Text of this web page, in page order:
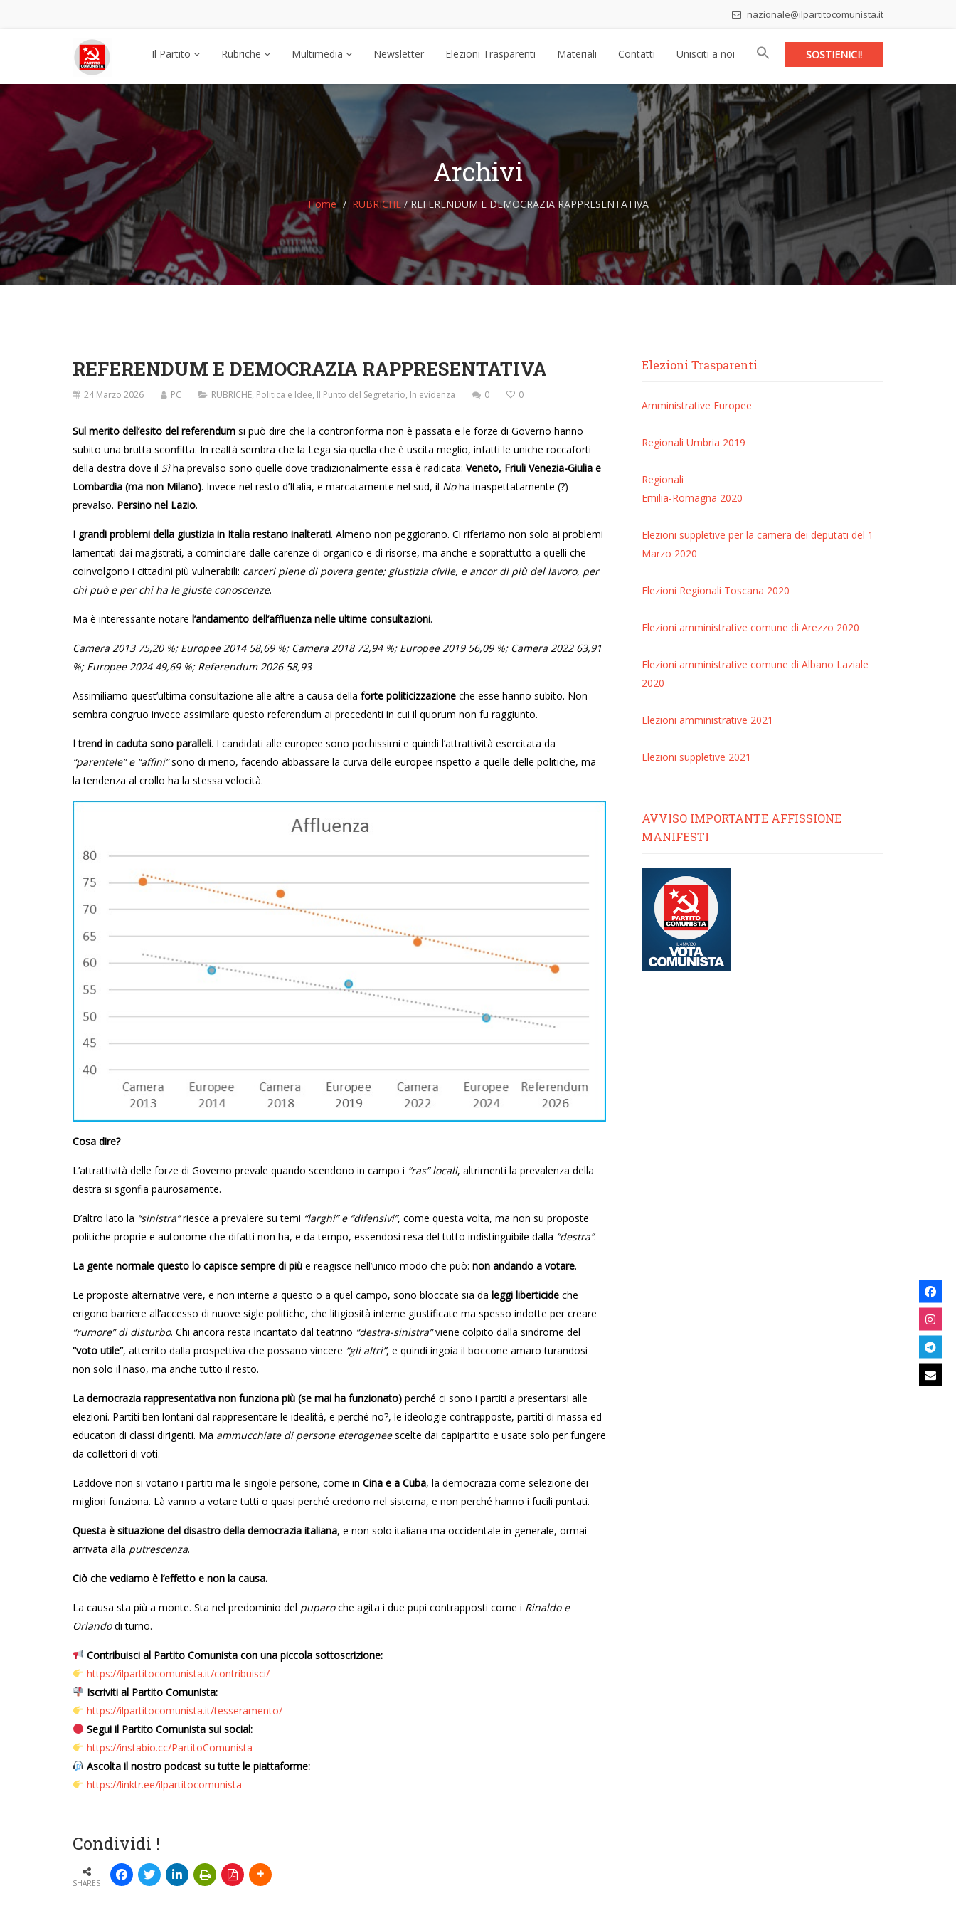
nazionale@ilpartitocomunista.it
SOSTIENICI!
Il Partito Rubriche Multimedia Newsletter Elezioni Trasparenti Materiali Contatti Unisciti a noi
Archivi
Home RUBRICHE /REFERENDUM E DEMOCRAZIA RAPPRESENTATIVA
REFERENDUM E DEMOCRAZIA RAPPRESENTATIVA
24 Marzo 2026 PC RUBRICHE, Politica e Idee, Il Punto del Segretario, In evidenza 0 0
Sul merito dell’esito del referendum si può dire che la controriforma non è passata e le forze di Governo hanno
subito una brutta sconfitta. In realtà sembra che la Lega sia quella che è uscita meglio, infatti le uniche roccaforti
della destra dove il Sìha prevalso sono quelle dove tradizionalmente essa è radicata: Veneto, Friuli Venezia-Giulia e
Lombardia (ma non Milano). Invece nel resto d’Italia, e marcatamente nel sud, il Noha inaspettatamente (?)
prevalso. Persino nel Lazio.
I grandi problemi della giustizia in Italia restano inalterati. Almeno non peggiorano. Ci riferiamo non solo ai problemi
lamentati dai magistrati, a cominciare dalle carenze di organico e di risorse, ma anche e soprattutto a quelli che
coinvolgono i cittadini più vulnerabili: carceri piene di povera gente; giustizia civile, e ancor di più del lavoro, per
chi può e per chi ha le giuste conoscenze.
Ma è interessante notare l’andamento dell’affluenza nelle ultime consultazioni.
Camera 2013 75,20 %; Europee 2014 58,69 %; Camera 2018 72,94 %; Europee 2019 56,09 %; Camera 2022 63,91
%; Europee 2024 49,69 %; Referendum 2026 58,93
Assimiliamo quest’ultima consultazione alle altre a causa della forte politicizzazione che esse hanno subito. Non
sembra congruo invece assimilare questo referendum ai precedenti in cui il quorum non fu raggiunto.
I trend in caduta sono paralleli. I candidati alle europee sono pochissimi e quindi l’attrattività esercitata da
“parentele” e “affini”sono di meno, facendo abbassare la curva delle europee rispetto a quelle delle politiche, ma
la tendenza al crollo ha la stessa velocità.
Cosa dire?
L’attrattività delle forze di Governo prevale quando scendono in campo i “ras” locali, altrimenti la prevalenza della
destra si sgonfia paurosamente.
D’altro lato la “sinistra”riesce a prevalere su temi “larghi” e “difensivi”, come questa volta, ma non su proposte
politiche proprie e autonome che difatti non ha, e da tempo, essendosi resa del tutto indistinguibile dalla “destra”.
La gente normale questo lo capisce sempre di più e reagisce nell’unico modo che può: non andando a votare.
Le proposte alternative vere, e non interne a questo o a quel campo, sono bloccate sia da leggi liberticide che
erigono barriere all’accesso di nuove sigle politiche, che litigiosità interne giustificate ma spesso indotte per creare
“rumore” di disturbo. Chi ancora resta incantato dal teatrino “destra-sinistra”viene colpito dalla sindrome del
“voto utile”, atterrito dalla prospettiva che possano vincere “gli altri”, e quindi ingoia il boccone amaro turandosi
non solo il naso, ma anche tutto il resto.
La democrazia rappresentativa non funziona più (se mai ha funzionato) perché ci sono i partiti a presentarsi alle
elezioni. Partiti ben lontani dal rappresentare le idealità, e perché no?, le ideologie contrapposte, partiti di massa ed
educatori di classi dirigenti. Ma ammucchiate di persone eterogeneescelte dai capipartito e usate solo per fungere
da collettori di voti.
Laddove non si votano i partiti ma le singole persone, come in Cina e a Cuba, la democrazia come selezione dei
migliori funziona. Là vanno a votare tutti o quasi perché credono nel sistema, e non perché hanno i fucili puntati.
Questa è situazione del disastro della democrazia italiana, e non solo italiana ma occidentale in generale, ormai
arrivata alla putrescenza.
Ciò che vediamo è l’effetto e non la causa.
La causa sta più a monte. Sta nel predominio del puparoche agita i due pupi contrapposti come i Rinaldo e
Orlandodi turno.
Contribuisci al Partito Comunista con una piccola sottoscrizione:
https://ilpartitocomunista.it/contribuisci/
Iscriviti al Partito Comunista:
https://ilpartitocomunista.it/tesseramento/
Segui il Partito Comunista sui social:
https://instabio.cc/PartitoComunista
Ascolta il nostro podcast su tutte le piattaforme:
https://linktr.ee/ilpartitocomunista
Condividi !
SHARES
Elezioni Trasparenti
Amministrative Europee
Regionali Umbria 2019
Regionali
Emilia-Romagna 2020
Elezioni suppletive per la camera dei deputati del 1
Marzo 2020
Elezioni Regionali Toscana 2020
Elezioni amministrative comune di Arezzo 2020
Elezioni amministrative comune di Albano Laziale
2020
Elezioni amministrative 2021
Elezioni suppletive 2021
AVVISO IMPORTANTE AFFISSIONE
MANIFESTI